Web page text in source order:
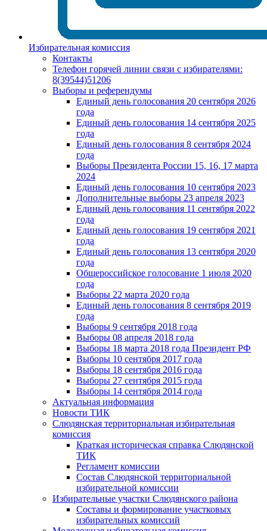
Избирательная комиссия
Контакты
Телефон горячей линии связи с избирателями:
8(39544)51206
Выборы и референдумы
Единый день голосования 20 сентября 2026
года
Единый день голосования 14 сентября 2025
года
Единый день голосования 8 сентября 2024
года
Выборы Президента России 15, 16, 17 марта
2024
Единый день голосования 10 сентября 2023
Дополнительные выборы 23 апреля 2023
Единый день голосования 11 сентября 2022
года
Единый день голосования 19 сентября 2021
года
Единый день голосования 13 сентября 2020
года
Общероссийское голосование 1 июля 2020
года
Выборы 22 марта 2020 года
Единый день голосования 8 сентября 2019
года
Выборы 9 сентября 2018 года
Выборы 08 апреля 2018 года
Выборы 18 марта 2018 года Президент РФ
Выборы 10 сентября 2017 года
Выборы 18 сентября 2016 года
Выборы 27 сентября 2015 года
Выборы 14 сентября 2014 года
Актуальная информация
Новости ТИК
Слюдянская территориальная избирательная
комиссия
Краткая историческая справка Слюдянской
ТИК
Регламент комиссии
Состав Слюдянской территориальной
избирательной комиссии
Избирательные участки Слюдянского района
Составы и формирование участковых
избирательных комиссий